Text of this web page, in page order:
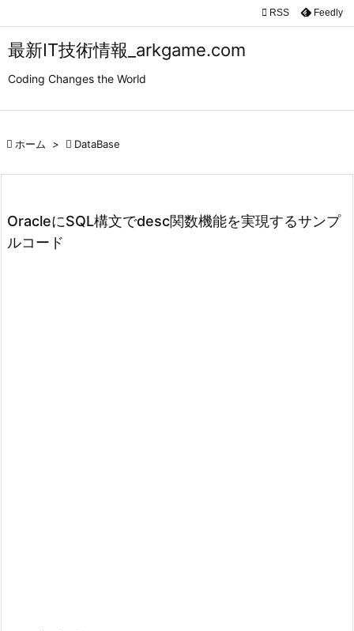
最新IT技術情報_arkgame.com
Coding Changes the World


検索
 RSS Feedly
 ホーム >  DataBase
OracleにSQL構文でdesc関数機能を実現するサンプ
ルコード